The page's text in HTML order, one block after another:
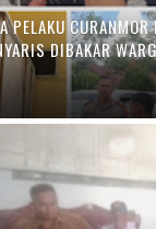
PELAKU CURANMOR
DIBAKAR